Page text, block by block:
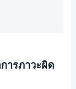
ารภาวะผิด